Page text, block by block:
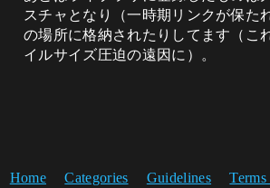
スチャとなり（一時期リンクが保た
の場所に格納されたりしてます（こ
イルサイズ圧迫の遠因に）。
Home Categories Guidelines